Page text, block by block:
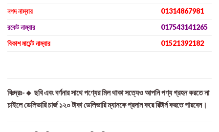
নগদ নাম্বার
01314867981
রকেট নাম্বার
017543141265
বিকাশ মার্চেন্ট নাম্বার
01521392182
বিঃদ্রঃ-🔸 ছবি এবং বর্ণনার সাথে পণ্যের মিল থাকা সত্যেও আপনি পণ্য গ্রহন করতে না
চাইলে ডেলিভারি চার্জ ১২০ টাকা ডেলিভারি ম্যানকে প্রদান করে রিটার্ন করতে পারবেন।